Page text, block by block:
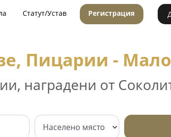
Статут/Устав Регистрация
Пицарии -
наградени от